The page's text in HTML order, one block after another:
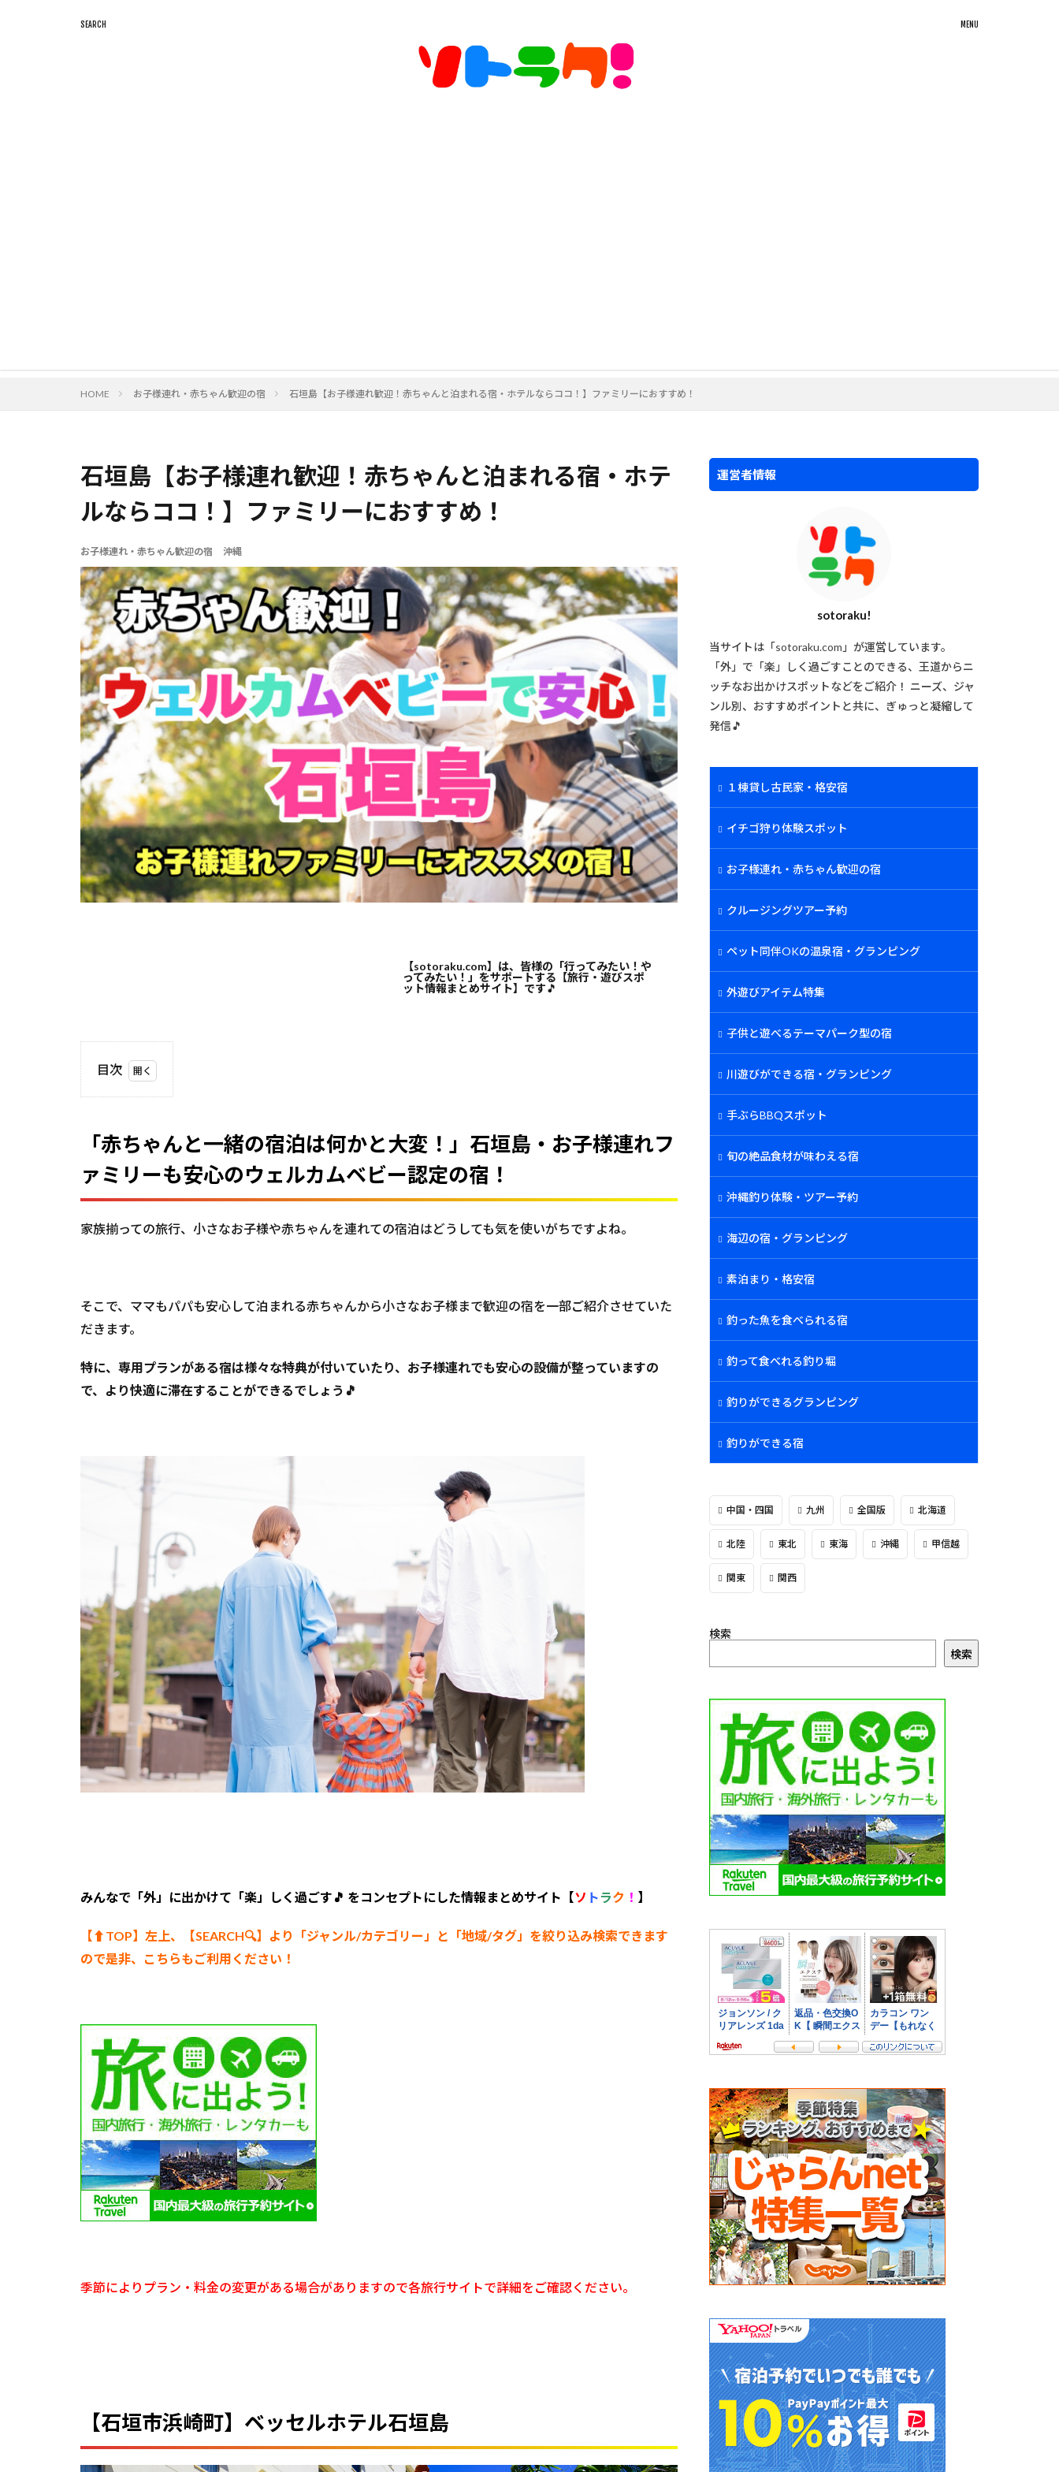
HOME お子様連れ・赤ちゃん歓迎の宿 石垣島【お子様連れ歓迎！赤ちゃんと泊まれる宿・ホテルならココ！】ファミリーにおすすめ！
石垣島【お子様連れ歓迎！赤ちゃんと泊まれる宿・ホテ
ルならココ！】ファミリーにおすすめ！
お子様連れ・赤ちゃん歓迎の宿 沖縄
【sotoraku.com】は、皆様の「行ってみたい！や
ってみたい！」をサポートする【旅行・遊びスポ
ット情報まとめサイト】です🎵
目次
一緒の
何かと
石垣
も安心
のウェ
ベビー
認定の
宿！
垣島
3
【石
新
川】
フサ
キビ
ーチ
リゾ
ート
ホテ
ル＆
施
ご
予
に
あ
た
っ
て
「赤ちゃんと一緒の宿泊は何かと大変！」石垣島・お子様連れフ
ァミリーも安心のウェルカムベビー認定の宿！
家族揃っての旅行、小さなお子様や赤ちゃんを連れての宿泊はどうしても気を使いがちですよね。
そこで、ママもパパも安心して泊まれる赤ちゃんから小さなお子様まで歓迎の宿を一部ご紹介させていた
だきます。
特に、専用プランがある宿は様々な特典が付いていたり、お子様連れでも安心の設備が整っていますの
で、より快適に滞在することができるでしょう🎵
みんなで「外」に出かけて「楽」しく過ごす🎵 をコンセプトにした情報まとめサイト【ソ ト ラク ！ 】
【⬆︎TOP】左上、【SEARCH🔍】より「ジャンル/カテゴリー 」と「地域/タグ」を絞り込み検索できます
ので是非、こちらもご利用ください！
季節によりプラン・料金の変更がある場合がありますので各旅行サイトで詳細をご確認ください。
【石垣市浜崎町】ベッセルホテル石垣島
運営者情報
sotoraku!
当サイトは「sotoraku.com」が運営しています。
「外」で「楽」しく過ごすことのできる、王道からニ
ッチなお出かけスポットなどをご紹介！ ニーズ、ジャ
ンル別、おすすめポイントと共に、ぎゅっと凝縮して
発信🎵
１棟貸し古民家・格安宿
イチゴ狩り体験スポット
お子様連れ・赤ちゃん歓迎の宿
クルージングツアー予約
ペット同伴OKの温泉宿・グランピング
外遊びアイテム特集
子供と遊べるテーマパーク型の宿
川遊びができる宿・グランピング
手ぶらBBQスポット
旬の絶品食材が味わえる宿
沖縄釣り体験・ツアー予約
海辺の宿・グランピング
素泊まり・格安宿
釣った魚を食べられる宿
釣って食べれる釣り堀
釣りができるグランピング
釣りができる宿
中国・四国 九州 全国版 北海道
北陸 東北 東海 沖縄 甲信越
関東 関西
検索
検索